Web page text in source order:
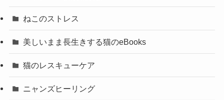
ねこのストレス
美しいまま長生きする猫のeBooks
猫のレスキューケア
ニャンズヒーリング